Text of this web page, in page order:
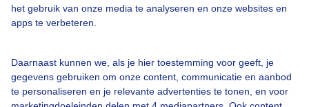
het gebruik van onze media te analyseren en onze websites en
apps te verbeteren.
Daarnaast kunnen we, als je hier toestemming voor geeft, je
gegevens gebruiken om onze content, communicatie en aanbod
te personaliseren en je relevante advertenties te tonen, en voor
Mist in de polder